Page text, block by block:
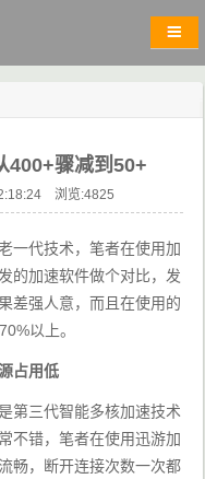
400+骤减到50+
浏览:4825
一代技术，笔者在使用加
的加速软件做个对比，发
差强人意，而且在使用的
以上。
占用低
第三代智能多核加速技术
不错，笔者在使用迅游加
畅，断开连接次数一次都